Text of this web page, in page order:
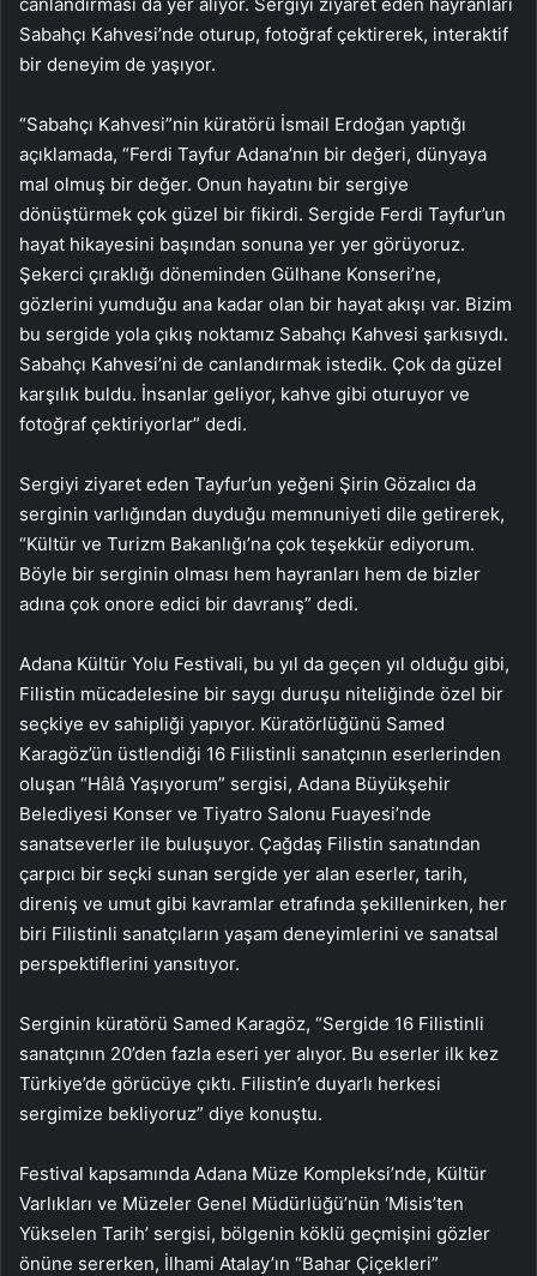
Sabahçı Kahvesi’nde oturup, fotoğraf çektirerek, interaktif
bir deneyim de yaşıyor.
“Sabahçı Kahvesi”nin küratörü İsmail Erdoğan yaptığı
açıklamada, “Ferdi Tayfur Adana’nın bir değeri, dünyaya
mal olmuş bir değer. Onun hayatını bir sergiye
dönüştürmek çok güzel bir fikirdi. Sergide Ferdi Tayfur’un
hayat hikayesini başından sonuna yer yer görüyoruz.
Şekerci çıraklığı döneminden Gülhane Konseri’ne,
gözlerini yumduğu ana kadar olan bir hayat akışı var. Bizim
bu sergide yola çıkış noktamız Sabahçı Kahvesi şarkısıydı.
Sabahçı Kahvesi’ni de canlandırmak istedik. Çok da güzel
karşılık buldu. İnsanlar geliyor, kahve gibi oturuyor ve
fotoğraf çektiriyorlar” dedi.
Sergiyi ziyaret eden Tayfur’un yeğeni Şirin Gözalıcı da
serginin varlığından duyduğu memnuniyeti dile getirerek,
“Kültür ve Turizm Bakanlığı’na çok teşekkür ediyorum.
Böyle bir serginin olması hem hayranları hem de bizler
adına çok onore edici bir davranış” dedi.
Adana Kültür Yolu Festivali, bu yıl da geçen yıl olduğu gibi,
Filistin mücadelesine bir saygı duruşu niteliğinde özel bir
seçkiye ev sahipliği yapıyor. Küratörlüğünü Samed
Karagöz’ün üstlendiği 16 Filistinli sanatçının eserlerinden
oluşan “Hâlâ Yaşıyorum” sergisi, Adana Büyükşehir
Belediyesi Konser ve Tiyatro Salonu Fuayesi’nde
sanatseverler ile buluşuyor. Çağdaş Filistin sanatından
çarpıcı bir seçki sunan sergide yer alan eserler, tarih,
direniş ve umut gibi kavramlar etrafında şekillenirken, her
biri Filistinli sanatçıların yaşam deneyimlerini ve sanatsal
perspektiflerini yansıtıyor.
Serginin küratörü Samed Karagöz, “Sergide 16 Filistinli
sanatçının 20’den fazla eseri yer alıyor. Bu eserler ilk kez
Türkiye’de görücüye çıktı. Filistin’e duyarlı herkesi
sergimize bekliyoruz” diye konuştu.
Festival kapsamında Adana Müze Kompleksi’nde, Kültür
Varlıkları ve Müzeler Genel Müdürlüğü’nün ‘Misis’ten
Yükselen Tarih’ sergisi, bölgenin köklü geçmişini gözler
önüne sererken, İlhami Atalay’ın “Bahar Çiçekleri”